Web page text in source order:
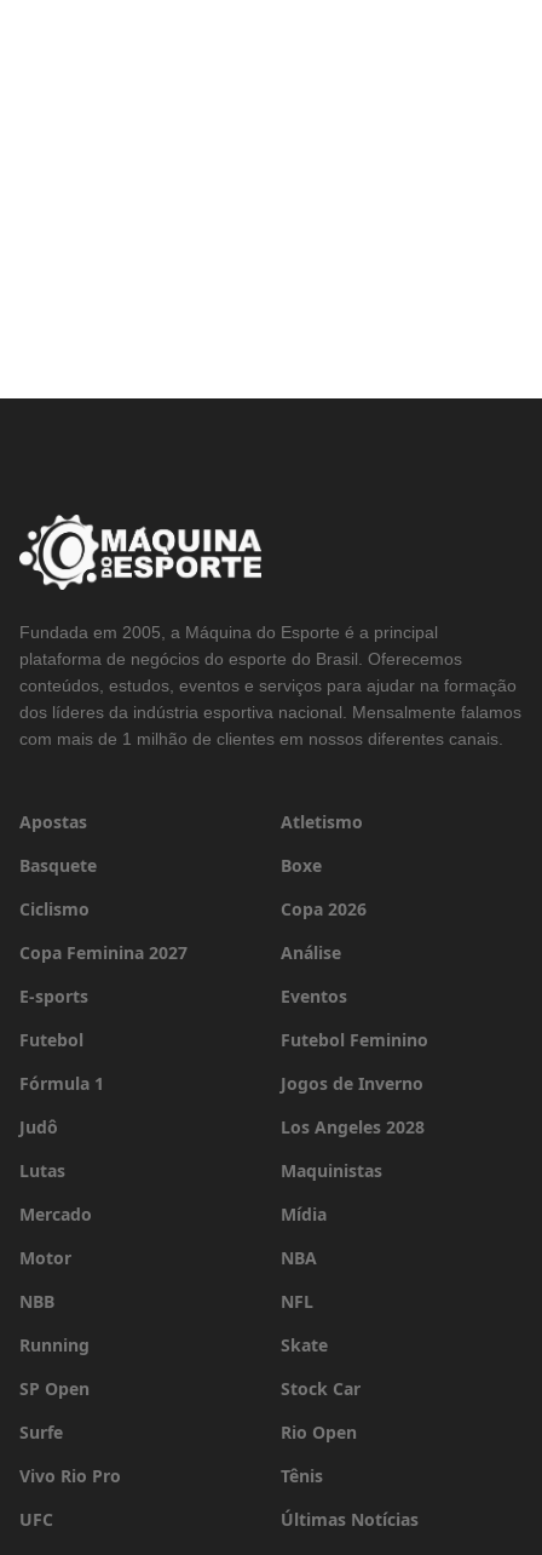
Fundada em 2005, a Máquina do Esporte é a principal
plataforma de negócios do esporte do Brasil. Oferecemos
conteúdos, estudos, eventos e serviços para ajudar na formação
dos líderes da indústria esportiva nacional. Mensalmente falamos
com mais de 1 milhão de clientes em nossos diferentes canais.
Apostas
Atletismo
Basquete
Boxe
Ciclismo
Copa 2026
Copa Feminina 2027
Análise
E-sports
Eventos
Futebol
Futebol Feminino
Fórmula 1
Jogos de Inverno
Judô
Los Angeles 2028
Lutas
Maquinistas
Mercado
Mídia
Motor
NBA
NBB
NFL
Running
Skate
SP Open
Stock Car
Surfe
Rio Open
Vivo Rio Pro
Tênis
UFC
Últimas Notícias